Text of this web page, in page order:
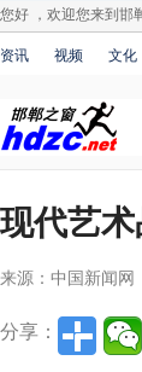
您好 ，欢迎您来到邯
资讯 视频 文化
现代艺
来源：中国新闻网
分享：